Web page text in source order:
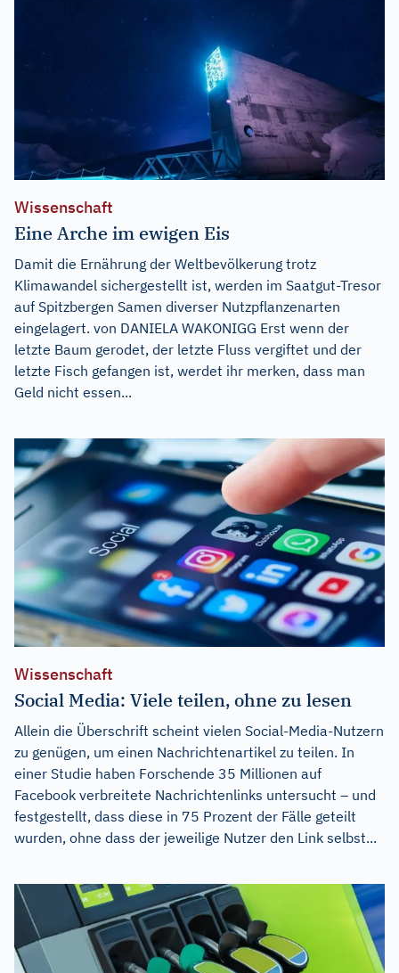
Wissenschaft
Eine Arche im ewigen Eis
Damit die Ernährung der Weltbevölkerung trotz
Klimawandel sichergestellt ist, werden im Saatgut-Tresor
auf Spitzbergen Samen diverser Nutzpflanzenarten
eingelagert. von DANIELA WAKONIGG Erst wenn der
letzte Baum gerodet, der letzte Fluss vergiftet und der
letzte Fisch gefangen ist, werdet ihr merken, dass man
Geld nicht essen...
Wissenschaft
Social Media: Viele teilen, ohne zu lesen
Allein die Überschrift scheint vielen Social-Media-Nutzern
zu genügen, um einen Nachrichtenartikel zu teilen. In
einer Studie haben Forschende 35 Millionen auf
Facebook verbreitete Nachrichtenlinks untersucht – und
festgestellt, dass diese in 75 Prozent der Fälle geteilt
wurden, ohne dass der jeweilige Nutzer den Link selbst...